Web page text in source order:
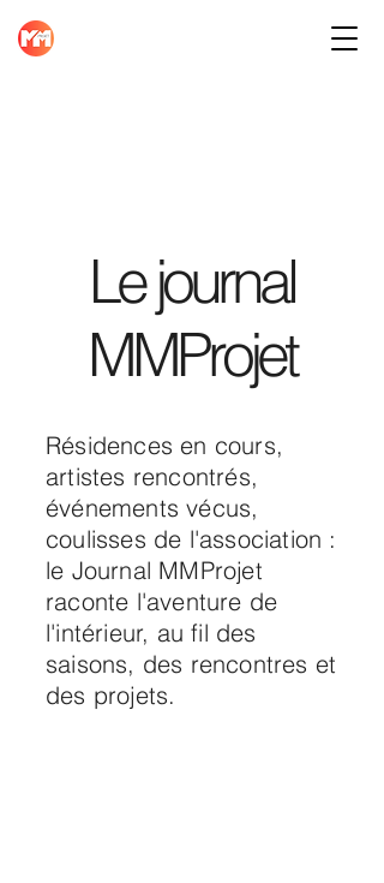
Le journal
MMProjet
Résidences en cours,
artistes rencontrés,
événements vécus,
coulisses de l'association :
le Journal MMProjet
raconte l'aventure de
l'intérieur, au fil des
saisons, des rencontres et
des projets.